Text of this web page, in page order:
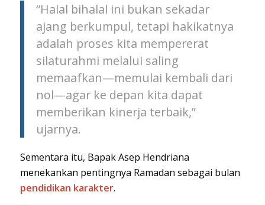
“Halal bihalal ini bukan sekadar
ajang berkumpul, tetapi hakikatnya
adalah proses kita mempererat
silaturahmi melalui saling
memaafkan—memulai kembali dari
nol—agar ke depan kita dapat
memberikan kinerja terbaik,”
ujarnya.
Sementara itu, Bapak Asep Hendriana
menekankan pentingnya Ramadan sebagai bulan
pendidikan karakter.